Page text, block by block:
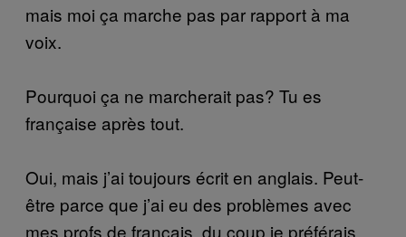
mais moi ça marche pas par rapport à ma
voix.
Pourquoi ça ne marcherait pas? Tu es
française après tout.
Oui, mais j’ai toujours écrit en anglais. Peut-
être parce que j’ai eu des problèmes avec
mes profs de français, du coup je préférais